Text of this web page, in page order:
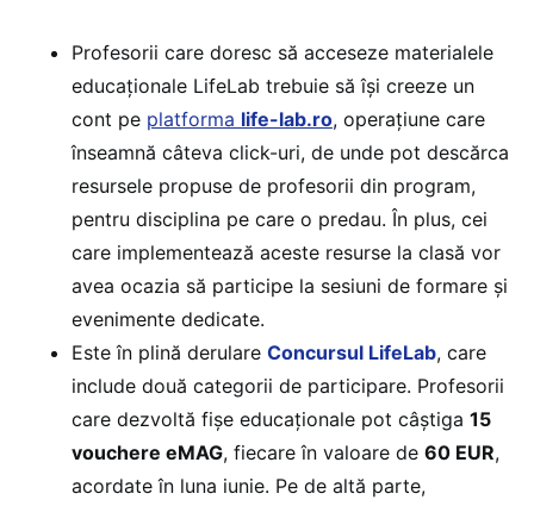
Profesorii care doresc să acceseze materialele
educaționale LifeLab trebuie să își creeze un
cont pe platforma life-lab.ro, operațiune care
înseamnă câteva click-uri, de unde pot descărca
resursele propuse de profesorii din program,
pentru disciplina pe care o predau. În plus, cei
care implementează aceste resurse la clasă vor
avea ocazia să participe la sesiuni de formare și
evenimente dedicate.
Este în plină derulare Concursul LifeLab, care
include două categorii de participare. Profesorii
care dezvoltă fișe educaționale pot câștiga 15
vouchere eMAG, fiecare în valoare de 60 EUR,
acordate în luna iunie. Pe de altă parte,